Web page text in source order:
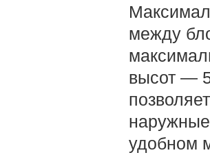
между
высот —
удобном